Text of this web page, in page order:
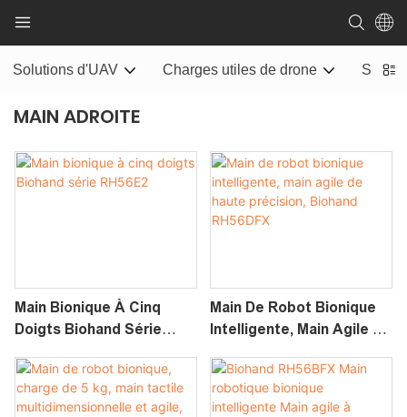
Solutions d'UAV Charges utiles de drone
MAIN ADROITE
Main Bionique À Cinq
Doigts Biohand Série
Main De Robot Bionique
Intelligente, Main Agile De
RH56DFX